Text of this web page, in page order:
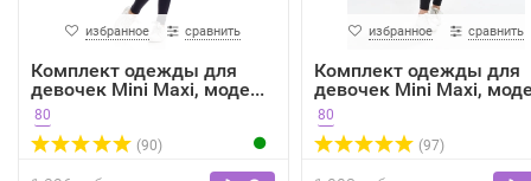
избранное сравнить
Комплект одежды для
девочек Mini Maxi, моде...
80
(90)
избранное сравнить
Комплект одежды для
девочек Mini Maxi,
80
(97)